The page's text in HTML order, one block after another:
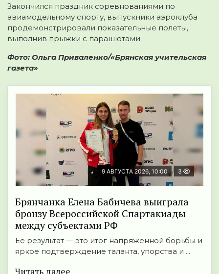
Закончился праздник соревнованиями по
авиамодельному спорту, выпускники аэроклуба
продемонстрировали показательные полеты,
выполнив прыжки с парашютами.
Фото: Ольга Приваленко/«Брянская учительская
газета»
9 АВГУСТА 2026, 10:00 3
Брянчанка Елена Бабичева выиграла
бронзу Всероссийской Спартакиады
между субъектами РФ
Ее результат — это итог напряжённой борьбы и
яркое подтверждение таланта, упорства и ...
Читать далее